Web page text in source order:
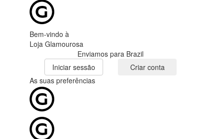
Bem-vindo à
Loja Glamourosa
Enviamos para Brazil
Iniciar sessão
Criar conta
As suas preferências